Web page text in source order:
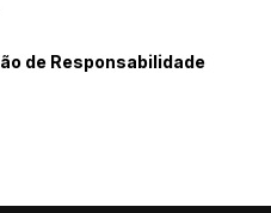
de Responsabilidade